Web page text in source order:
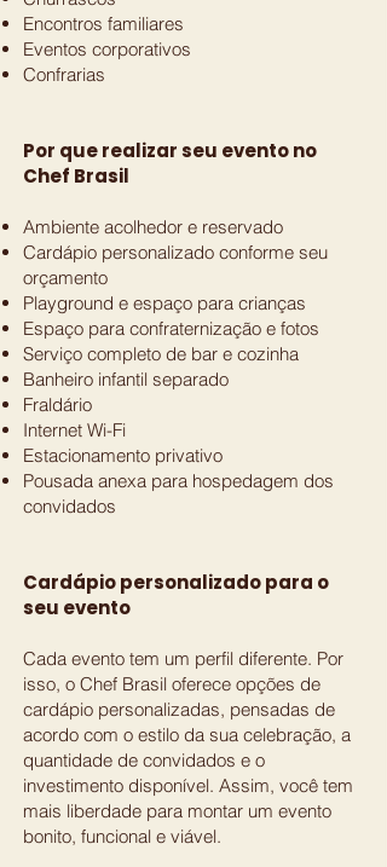
Encontros familiares
Eventos corporativos
Confrarias
Por que realizar seu evento no
Chef Brasil
Ambiente acolhedor e reservado
Cardápio personalizado conforme seu
orçamento
Playground e espaço para crianças
Espaço para confraternização e fotos
Serviço completo de bar e cozinha
Banheiro infantil separado
Fraldário
Internet Wi-Fi
Estacionamento privativo
Pousada anexa para hospedagem dos
convidados
Cardápio personalizado para o
seu evento
Cada evento tem um perfil diferente. Por
isso, o Chef Brasil oferece opções de
cardápio personalizadas, pensadas de
acordo com o estilo da sua celebração, a
quantidade de convidados e o
investimento disponível. Assim, você tem
mais liberdade para montar um evento
bonito, funcional e viável.